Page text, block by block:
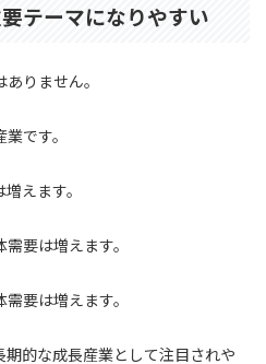
テーマになりやすい
りません。
です。
えます。
要は増えます。
要は増えます。
的な成長産業として注目されや